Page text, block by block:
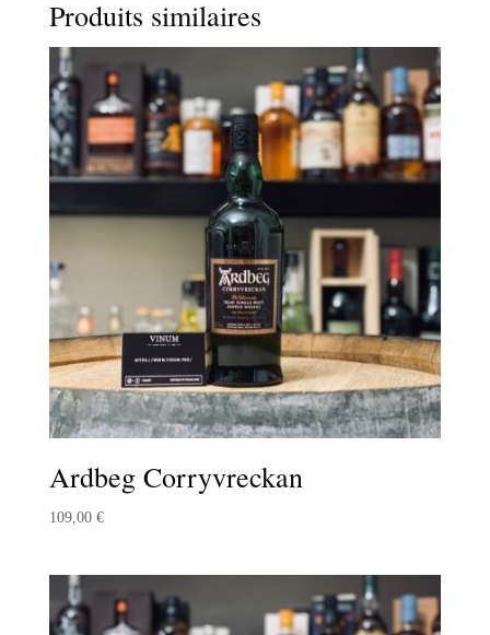
Produits similaires
Ardbeg Corryvreckan
109,00 €